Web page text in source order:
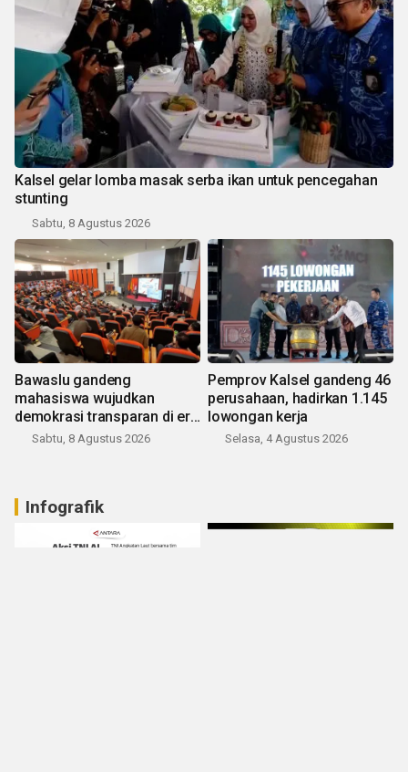
Kalsel gelar lomba masak serba ikan untuk pencegahan
stunting
Sabtu, 8 Agustus 2026
Bawaslu gandeng
mahasiswa wujudkan
demokrasi transparan di era
digital
Sabtu, 8 Agustus 2026
Pemprov Kalsel gandeng 46
perusahaan, hadirkan 1.145
lowongan kerja
Selasa, 4 Agustus 2026
Infografik